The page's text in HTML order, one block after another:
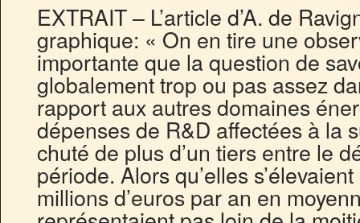
EXTRAIT – L’article d’A. de
graphique: « On en tire une
importante que la question de
globalement trop ou pas assez
rapport aux autres domaines
dépenses de R&D affectées à la
chuté de plus d’un tiers entre le
période. Alors qu’elles
millions d’euros par an en